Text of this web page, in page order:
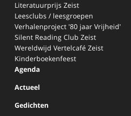
Literatuurprijs Zeist
Leesclubs / leesgroepen
Verhalenproject '80 jaar Vrijheid'
Silent Reading Club Zeist
Wereldwijd Vertelcafé Zeist
Kinderboekenfeest
Agenda
Actueel
Gedichten